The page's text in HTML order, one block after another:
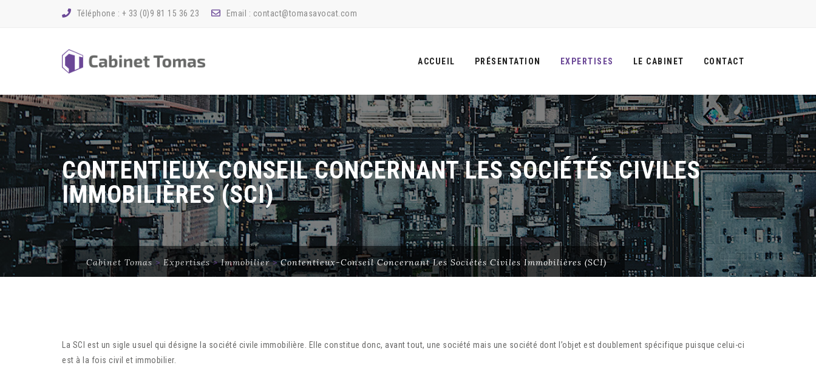
Téléphone : + 33 (0)9 81 15 36 23 Email : contact@tomasavocat.com
content
ACCUEIL PRÉSENTATION EXPERTISES LE CABINET CONTACT
CONTENTIEUX-CONSEIL CONCERNANT LES SOCIÉTÉS CIVILES
IMMOBILIÈRES (SCI)
Cabinet Tomas> Expertises>Immobilier>Contentieux-Conseil Concernant Les Sociétés Civiles Immobilières (SCI)
La SCI est un sigle usuel qui désigne la société civile immobilière. Elle constitue donc, avant tout, une société mais une société dont l’objet est doublement spécifique puisque celui-ci
est à la fois civil et immobilier.